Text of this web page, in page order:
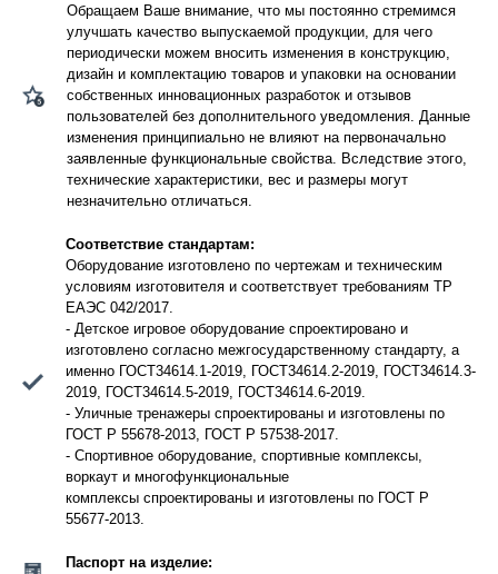
Обращаем Ваше внимание, что мы постоянно стремимся
улучшать качество выпускаемой продукции, для чего
периодически можем вносить изменения в конструкцию,
дизайн и комплектацию товаров и упаковки на основании
собственных инновационных разработок и отзывов
пользователей без дополнительного уведомления. Данные
изменения принципиально не влияют на первоначально
заявленные функциональные свойства. Вследствие этого,
технические характеристики, вес и размеры могут
незначительно отличаться.
Соответствие стандартам:
Оборудование изготовлено по чертежам и техническим
условиям изготовителя и соответствует требованиям ТР
ЕАЭС 042/2017.
- Детское игровое оборудование спроектировано и
изготовлено согласно межгосударственному стандарту, а
именно ГОСТ34614.1-2019, ГОСТ34614.2-2019, ГОСТ34614.3-
2019, ГОСТ34614.5-2019, ГОСТ34614.6-2019.
- Уличные тренажеры спроектированы и изготовлены по
ГОСТ Р 55678-2013, ГОСТ Р 57538-2017.
- Спортивное оборудование, спортивные комплексы,
воркаут и многофункциональные
комплексы спроектированы и изготовлены по ГОСТ Р
55677-2013.
Паспорт на изделие: